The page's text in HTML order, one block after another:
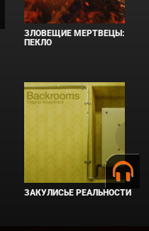
ЗЛОВЕЩИЕ МЕРТВЕЦЫ:
ПЕКЛО
ЗАКУЛИСЬЕ РЕАЛЬНОСТИ